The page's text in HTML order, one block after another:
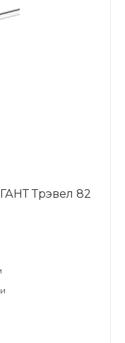
Трэвел 82